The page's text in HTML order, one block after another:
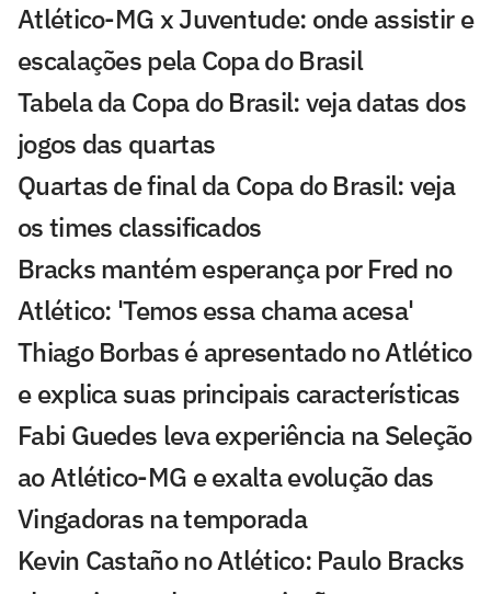
Atlético-MG x Juventude: onde assistir e
escalações pela Copa do Brasil
Tabela da Copa do Brasil: veja datas dos
jogos das quartas
Quartas de final da Copa do Brasil: veja
os times classificados
Bracks mantém esperança por Fred no
Atlético: 'Temos essa chama acesa'
Thiago Borbas é apresentado no Atlético
e explica suas principais características
Fabi Guedes leva experiência na Seleção
ao Atlético-MG e exalta evolução das
Vingadoras na temporada
Kevin Castaño no Atlético: Paulo Bracks